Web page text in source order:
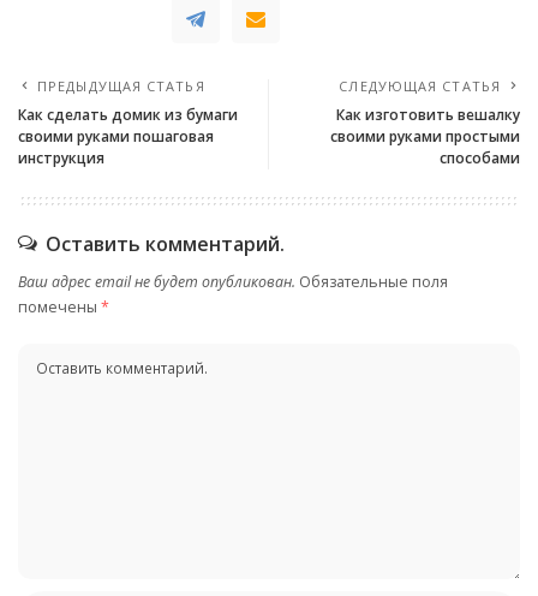
ПРЕДЫДУЩАЯ СТАТЬЯ
Как сделать домик из бумаги
своими руками пошаговая
инструкция
СЛЕДУЮЩАЯ СТАТЬЯ
Как изготовить вешалку
своими руками простыми
способами
Оставить комментарий.
Ваш адрес email не будет опубликован. Обязательные поля
помечены *